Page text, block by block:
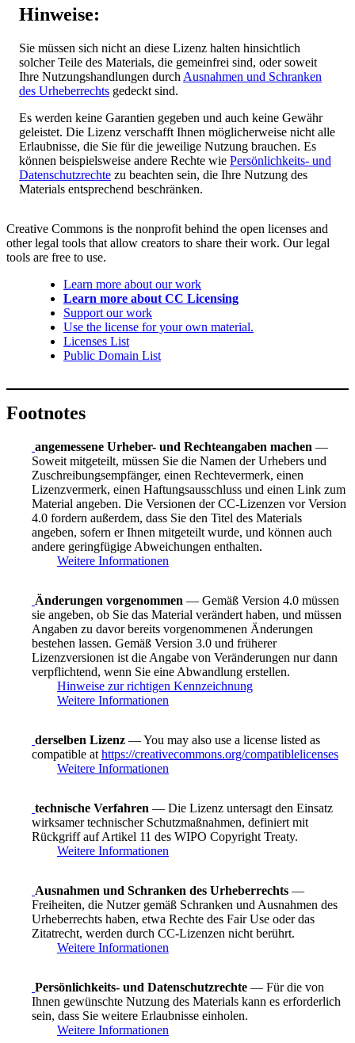
Hinweise:
Sie müssen sich nicht an diese Lizenz halten hinsichtlich
solcher Teile des Materials, die gemeinfrei sind, oder soweit
Ihre Nutzungshandlungen durch Ausnahmen und Schranken
des Urheberrechts gedeckt sind.
Es werden keine Garantien gegeben und auch keine Gewähr
geleistet. Die Lizenz verschafft Ihnen möglicherweise nicht alle
Erlaubnisse, die Sie für die jeweilige Nutzung brauchen. Es
können beispielsweise andere Rechte wie Persönlichkeits- und
Datenschutzrechte zu beachten sein, die Ihre Nutzung des
Materials entsprechend beschränken.
Creative Commons is the nonprofit behind the open licenses and
other legal tools that allow creators to share their work. Our legal
tools are free to use.
Learn more about our work
Learn more about CC Licensing
Support our work
Use the license for your own material.
Licenses List
Public Domain List
Footnotes
angemessene Urheber- und Rechteangaben machen —
Soweit mitgeteilt, müssen Sie die Namen der Urhebers und
Zuschreibungsempfänger, einen Rechtevermerk, einen
Lizenzvermerk, einen Haftungsausschluss und einen Link zum
Material angeben. Die Versionen der CC-Lizenzen vor Version
4.0 fordern außerdem, dass Sie den Titel des Materials
angeben, sofern er Ihnen mitgeteilt wurde, und können auch
andere geringfügige Abweichungen enthalten.
Weitere Informationen
Änderungen vorgenommen — Gemäß Version 4.0 müssen
sie angeben, ob Sie das Material verändert haben, und müssen
Angaben zu davor bereits vorgenommenen Änderungen
bestehen lassen. Gemäß Version 3.0 und früherer
Lizenzversionen ist die Angabe von Veränderungen nur dann
verpflichtend, wenn Sie eine Abwandlung erstellen.
Hinweise zur richtigen Kennzeichnung
Weitere Informationen
derselben Lizenz — You may also use a license listed as
compatible at https://creativecommons.org/compatiblelicenses
Weitere Informationen
technische Verfahren — Die Lizenz untersagt den Einsatz
wirksamer technischer Schutzmaßnahmen, definiert mit
Rückgriff auf Artikel 11 des WIPO Copyright Treaty.
Weitere Informationen
Ausnahmen und Schranken des Urheberrechts —
Freiheiten, die Nutzer gemäß Schranken und Ausnahmen des
Urheberrechts haben, etwa Rechte des Fair Use oder das
Zitatrecht, werden durch CC-Lizenzen nicht berührt.
Weitere Informationen
Persönlichkeits- und Datenschutzrechte — Für die von
Ihnen gewünschte Nutzung des Materials kann es erforderlich
sein, dass Sie weitere Erlaubnisse einholen.
Weitere Informationen